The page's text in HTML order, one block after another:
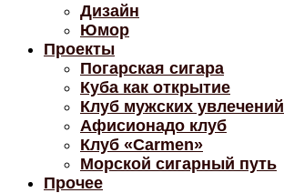
Дизайн
Юмор
Проекты
Погарская сигара
Куба как открытие
Клуб мужских увлечений
Афисионадо клуб
Клуб «Carmen»
Морской сигарный путь
Прочее